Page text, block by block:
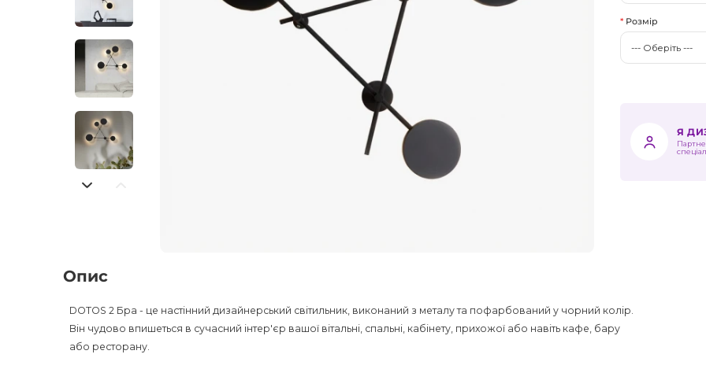
Розмір
Я
Опис
DOTOS 2 Бра - це настінний дизайнерський світильник, виконаний з металу та пофарбований у чорний колір.
Він чудово впишеться в сучасний інтер'єр вашої вітальні, спальні, кабінету, прихожої або навіть кафе, бару
або ресторану.